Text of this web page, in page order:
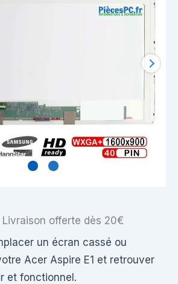
Livraison offerte dès 20€
un écran cassé ou
Acer Aspire E1 et retrouver
et fonctionnel.